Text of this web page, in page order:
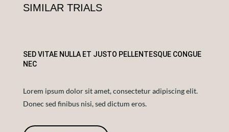
SIMILAR TRIALS
SED VITAE NULLA ET JUSTO PELLENTESQUE CONGUE
NEC
Lorem ipsum dolor sit amet, consectetur adipiscing elit.
Donec sed finibus nisi, sed dictum eros.